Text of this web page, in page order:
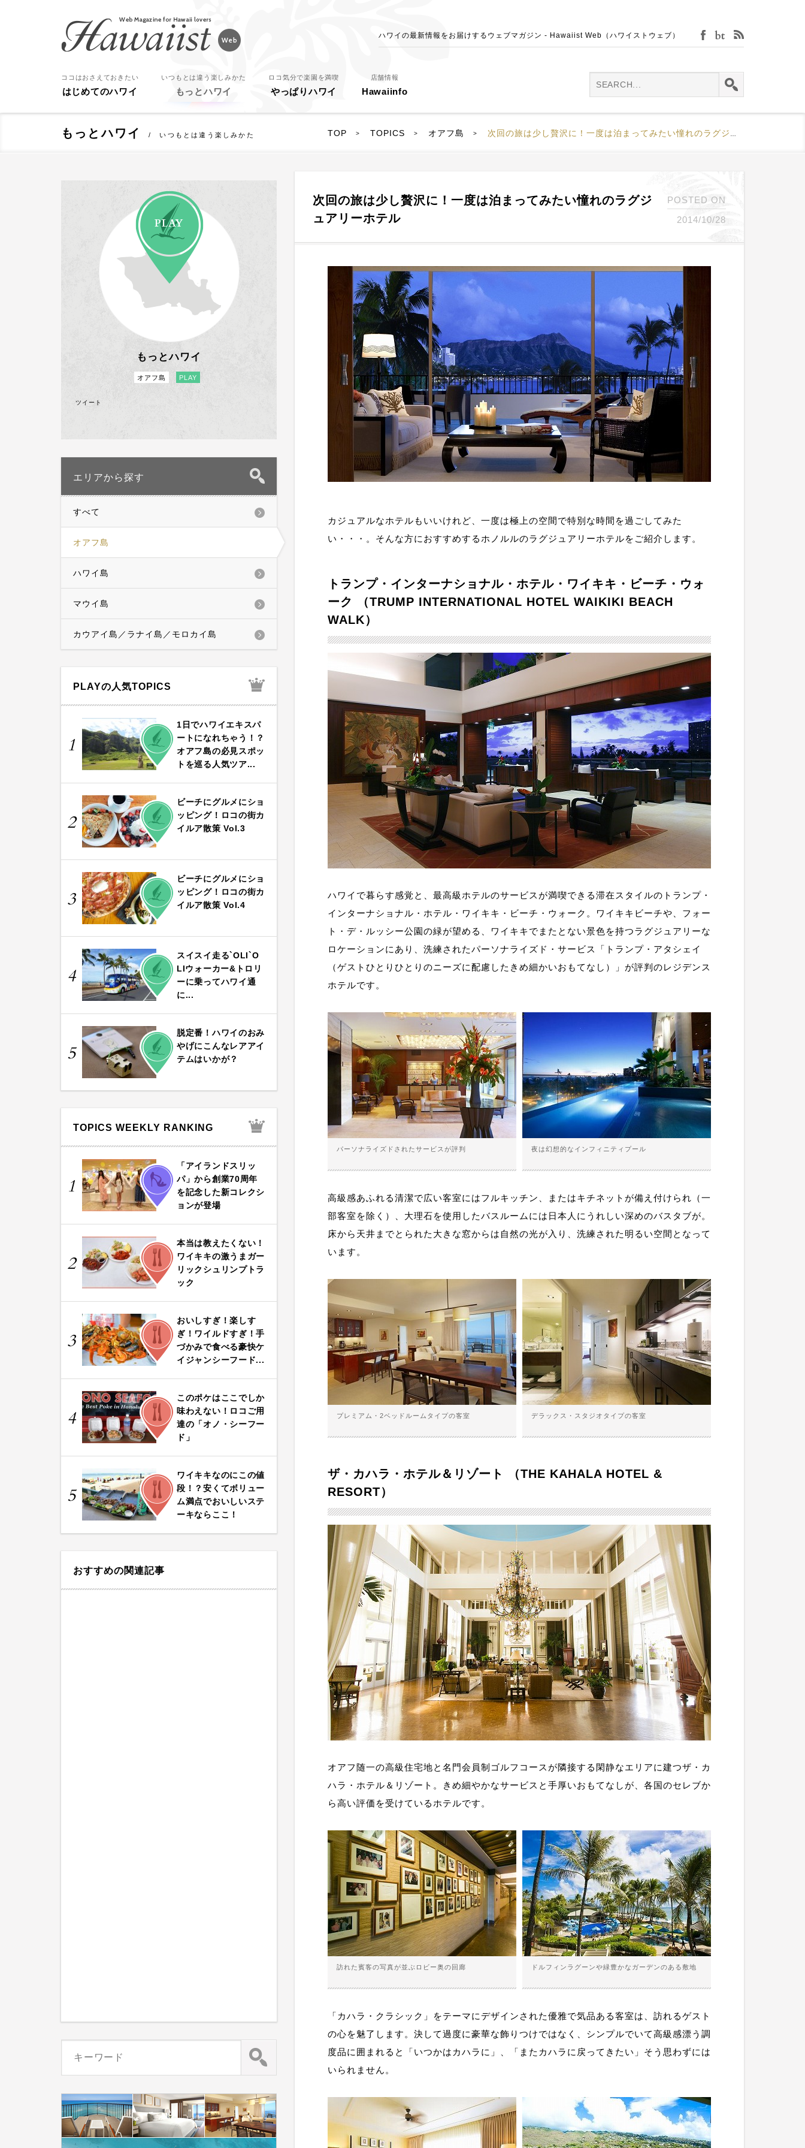
ハワイの最新情報をお届けするウェブマガジン - Hawaiist Web（ハワイストウェブ） facebookbijin-tokei
ココはおさえておきたい
はじめてのハワイ
いつもとは違う楽しみかた
もっとハワイ
ロコ気分で楽園を満喫
やっぱりハワイ
店舗情報
Hawaiinfo
もっとハワイ いつもとは違う楽しみかた TOP > TOPICS > オアフ島 > 次回の旅は少し贅沢に！一度は泊まってみたい憧れのラグジュアリーホテル
次回の旅は少し贅沢に！一度は泊まってみたい憧れのラグジ
ュアリーホテル
POSTED ON
2014/10/28
カジュアルなホテルもいいけれど、一度は極上の空間で特別な時間を過ごしてみた
い・・・。そんな方におすすめするホノルルのラグジュアリーホテルをご紹介します。
トランプ・インターナショナル・ホテル・ワイキキ・ビーチ・ウォ
ーク （TRUMP INTERNATIONAL HOTEL WAIKIKI BEACH
WALK）
ハワイで暮らす感覚と、最高級ホテルのサービスが満喫できる滞在スタイルのトランプ・
インターナショナル・ホテル・ワイキキ・ビーチ・ウォーク。ワイキキビーチや、フォー
ト・デ・ルッシー公園の緑が望める、ワイキキでまたとない景色を持つラグジュアリーな
ロケーションにあり、洗練されたパーソナライズド・サービス「トランプ・アタシェイ
（ゲストひとりひとりのニーズに配慮したきめ細かいおもてなし）」が評判のレジデンス
ホテルです。
パーソナライズドされたサービスが評判 夜は幻想的なインフィニティプール
高級感あふれる清潔で広い客室にはフルキッチン、またはキチネットが備え付けられ（一
部客室を除く）、大理石を使用したバスルームには日本人にうれしい深めのバスタブが。
床から天井までとられた大きな窓からは自然の光が入り、洗練された明るい空間となって
います。
プレミアム・2ベッドルームタイプの客室 デラックス・スタジオタイプの客室
ザ・カハラ・ホテル＆リゾート （THE KAHALA HOTEL &
RESORT）
オアフ随一の高級住宅地と名門会員制ゴルフコースが隣接する閑静なエリアに建つザ・カ
ハラ・ホテル＆リゾート。きめ細やかなサービスと手厚いおもてなしが、各国のセレブか
ら高い評価を受けているホテルです。
訪れた賓客の写真が並ぶロビー奥の回廊 ドルフィンラグーンや緑豊かなガーデンのある敷地
「カハラ・クラシック」をテーマにデザインされた優雅で気品ある客室は、訪れるゲスト
の心を魅了します。決して過度に豪華な飾りつけではなく、シンプルでいて高級感漂う調
度品に囲まれると「いつかはカハラに」、「またカハラに戻ってきたい」そう思わずには
いられません。
PLAY
もっとハワイ
オアフ島 PLAY
ツイート
エリアから探す
すべて
オアフ島
ハワイ島
マウイ島
カウアイ島／ラナイ島／モロカイ島
PLAYの人気TOPICS
1
PLAY
1日でハワイエキスパ
ートになれちゃう！？
オアフ島の必見スポッ
トを巡る人気ツア...
2
PLAY
ビーチにグルメにショ
ッピング！ロコの街カ
イルア散策 Vol.3
3
PLAY
ビーチにグルメにショ
ッピング！ロコの街カ
イルア散策 Vol.4
4
PLAY
スイスイ走る`OLI`O
LIウォーカー&トロリ
ーに乗ってハワイ通
に...
5
PLAY
脱定番！ハワイのおみ
やげにこんなレアアイ
テムはいかが？
TOPICS WEEKLY RANKING
1
FASHION
「アイランドスリッ
パ」から創業70周年
を記念した新コレクシ
ョンが登場
2
FOOD
本当は教えたくない！
ワイキキの激うまガー
リックシュリンプトラ
ック
3
FOOD
おいしすぎ！楽しす
ぎ！ワイルドすぎ！手
づかみで食べる豪快ケ
イジャンシーフード...
4
FOOD
このポケはここでしか
味わえない！ロコご用
達の「オノ・シーフー
ド」
5
FOOD
ワイキキなのにこの値
段！？安くてボリュー
ム満点でおいしいステ
ーキならここ！
おすすめの関連記事